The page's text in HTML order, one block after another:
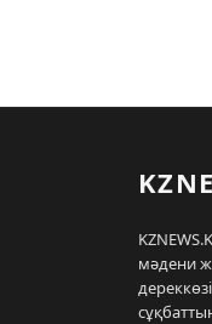
мәдени